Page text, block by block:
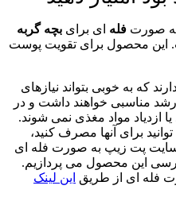
صورت فله ای برای بچه گربه
این محصول برای تقویت پوست
که به خوبی بتواند نیازهای
رشد مناسبی خواهند داشت و در
ازدیاد مواد مغذی نمی شوند.
برای آنها مصرف کنید،
پت زیپ به صورت فله ای
این محصول می پردازیم.
فله ای از طریق این لینک